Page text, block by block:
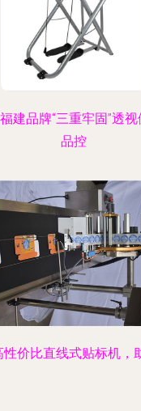
建品牌“三重牢固”透
品控
性价比直线式贴标机，